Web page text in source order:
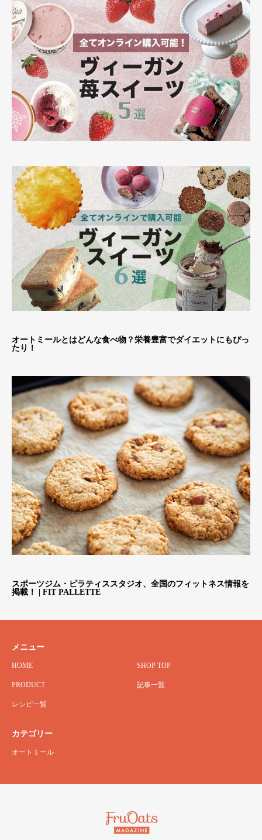
オートミールとはどんな食べ物？栄養豊富でダイエットにもぴっ
たり！
スポーツジム・ピラティススタジオ、全国のフィットネス情報を
掲載！ | FIT PALLETTE
メニュー
HOME SHOP TOP
PRODUCT 記事一覧
レシピ一覧
カテゴリー
オートミール